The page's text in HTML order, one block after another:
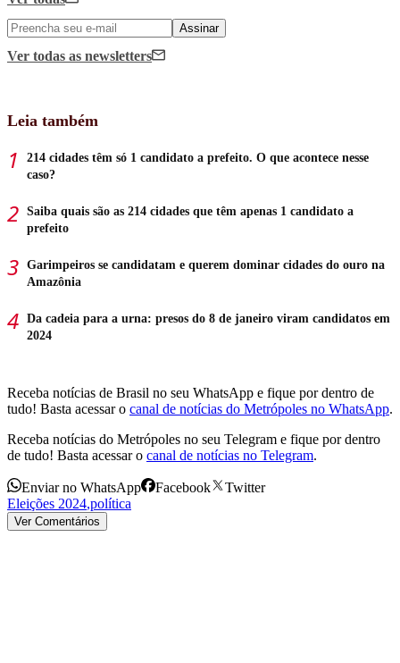
Assinar
Ver todas as newsletters
Leia também
214 cidades têm só 1 candidato a prefeito. O que acontece nesse
caso?
Saiba quais são as 214 cidades que têm apenas 1 candidato a
prefeito
Garimpeiros se candidatam e querem dominar cidades do ouro na
Amazônia
Da cadeia para a urna: presos do 8 de janeiro viram candidatos em
2024
Receba notícias de Brasil no seu WhatsApp e fique por dentro de
tudo! Basta acessar o canal de notícias do Metrópoles no WhatsApp.
Receba notícias do Metrópoles no seu Telegram e fique por dentro
de tudo! Basta acessar o canal de notícias no Telegram.
Enviar no WhatsApp Facebook
Twitter
Eleições 2024,política
Ver Comentários